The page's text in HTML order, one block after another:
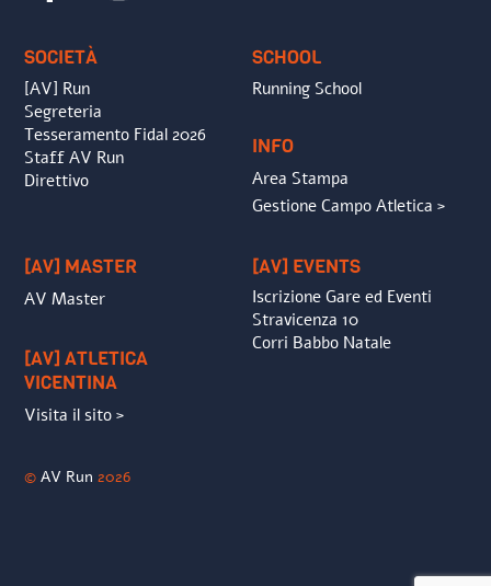
SOCIETÀ
[AV] Run
Segreteria
Tesseramento Fidal 2026
Staff AV Run
Direttivo
SCHOOL
Running School
INFO
Area Stampa
Gestione Campo Atletica >
[AV] MASTER
AV Master
[AV] ATLETICA
VICENTINA
Visita il sito >
[AV] EVENTS
Iscrizione Gare ed Eventi
Stravicenza 10
Corri Babbo Natale
©AV Run 2026